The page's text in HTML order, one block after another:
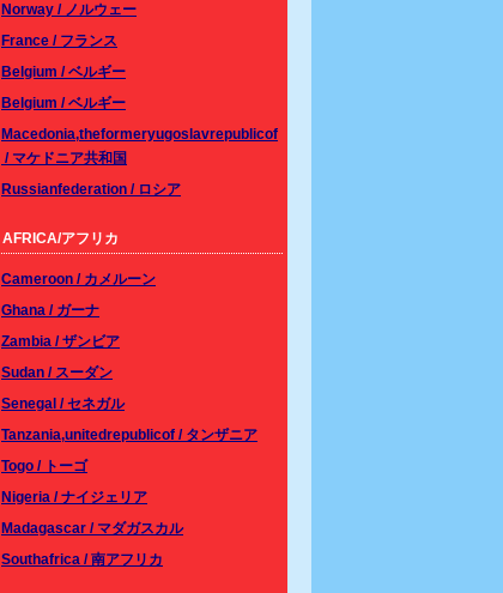
Norway / ノルウェー
France / フランス
Belgium / ベルギー
Belgium / ベルギー
Macedonia,theformeryugoslavrepublicof
/ マケドニア共和国
Russianfederation / ロシア
AFRICA/アフリカ
Cameroon / カメルーン
Ghana / ガーナ
Zambia / ザンビア
Sudan / スーダン
Senegal / セネガル
Tanzania,unitedrepublicof / タンザニア
Togo / トーゴ
Nigeria / ナイジェリア
Madagascar / マダガスカル
Southafrica / 南アフリカ